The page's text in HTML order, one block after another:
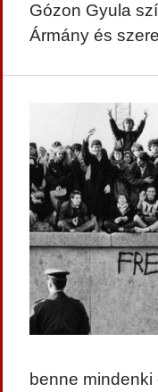
Gózon Gyula
Ármány és
benne